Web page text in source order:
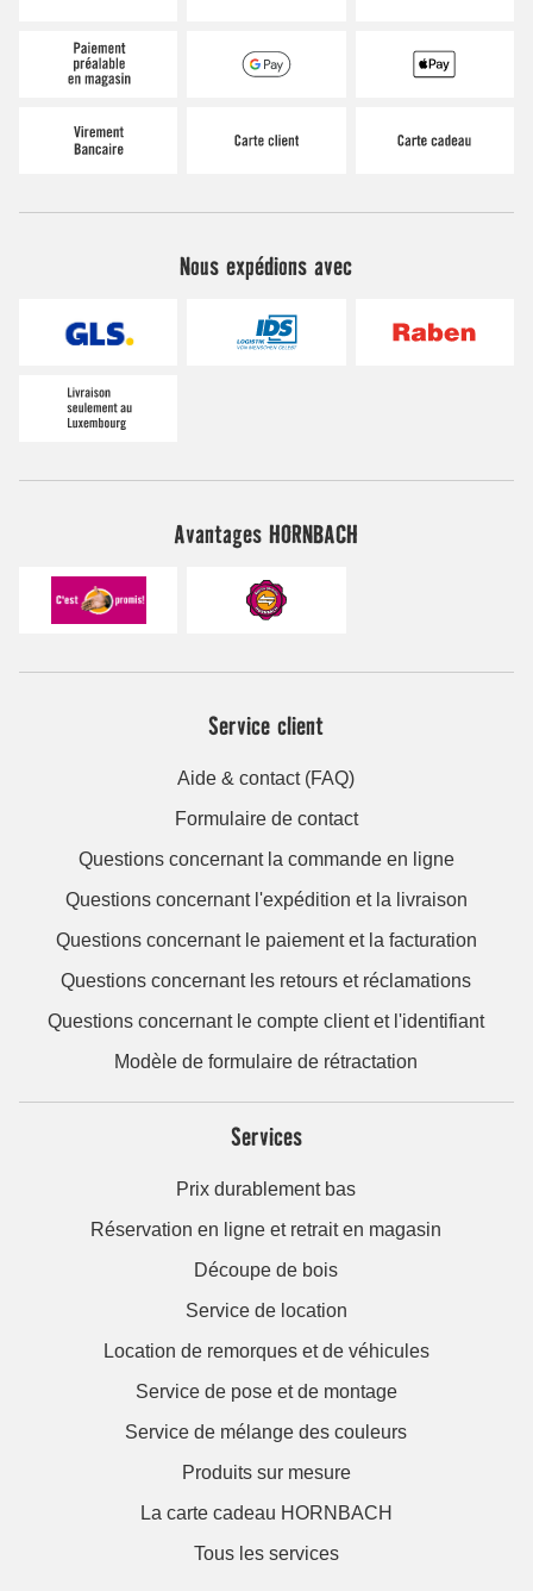
Nous expédions avec
Avantages HORNBACH
Service client
Aide & contact (FAQ)
Formulaire de contact
Questions concernant la commande en ligne
Questions concernant l'expédition et la livraison
Questions concernant le paiement et la facturation
Questions concernant les retours et réclamations
Questions concernant le compte client et l'identifiant
Modèle de formulaire de rétractation
Services
Prix durablement bas
Réservation en ligne et retrait en magasin
Découpe de bois
Service de location
Location de remorques et de véhicules
Service de pose et de montage
Service de mélange des couleurs
Produits sur mesure
La carte cadeau HORNBACH
Tous les services